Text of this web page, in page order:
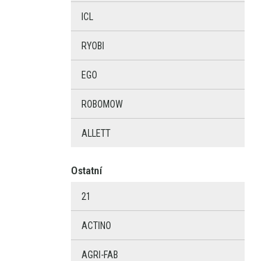
ICL
RYOBI
EGO
ROBOMOW
ALLETT
Ostatní
21
ACTINO
AGRI-FAB